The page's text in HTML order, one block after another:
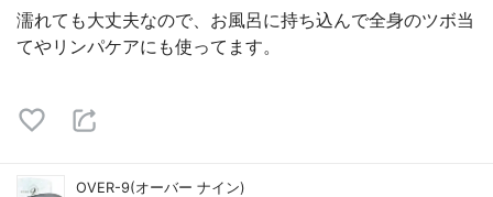
濡れても大丈夫なので、お風呂に持ち込んで全身のツボ当
てやリンパケアにも使ってます。
OVER-9(オーバー ナイン)